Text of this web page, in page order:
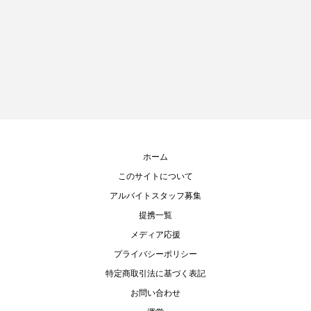
ホーム
このサイトについて
アルバイトスタッフ募集
提携一覧
メディア応援
プライバシーポリシー
特定商取引法に基づく表記
お問い合わせ